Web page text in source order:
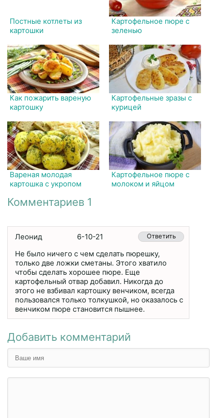
Постные котлеты из
картошки
Картофельное пюре с
зеленью
Как пожарить вареную
картошку
Картофельные зразы с
курицей
Вареная молодая
картошка с укропом
Картофельное пюре с
молоком и яйцом
Комментариев 1
Леонид 6-10-21 Ответить
Не было ничего с чем сделать пюрешку,
только две ложки сметаны. Этого хватило
чтобы сделать хорошее пюре. Еще
картофельный отвар добавил. Никогда до
этого не взбивал картошку венчиком, всегда
пользовался только толкушкой, но оказалось с
венчиком пюре становится пышнее.
Добавить комментарий